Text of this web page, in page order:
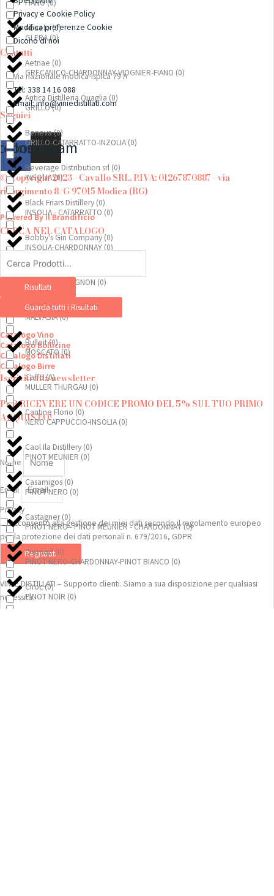
Abuelo(0)
Aetnae (0)
Antica Distilleria Quaglia (0)
Beneva(0)
Beverage Distribution srl (0)
Black Friars Distillery (0)
Bobby's Gin Company (0)
Bruno Ribadi (0)
Bulleit(0)
Caffo(0)
Cantine Florio (0)
Caol Ila Distillery (0)
Casamigos (0)
Castagner (0)
Ciomod(0)
Ciroc(0)
FIANO(0)
GLERA(0)
GRECANICO-CHARDONNAY-VIOGNIER-FIANO (0)
GRILLO(0)
GRILLO-CATARRATTO-INZOLIA (0)
INSOLIA(0)
INSOLIA - CATARRATTO (0)
INSOLIA-CHARDONNAY (0)
INSOLIA-SAUVIGNON (0)
MALVASIA(0)
MOSCATO(0)
MULLER THURGAU (0)
NERO CAPPUCCIO-INSOLIA (0)
PINOT MEUNIER (0)
PINOT NERO (0)
PINOT NERO - PINOT MEUNIER - CHARDONNAY(0)
PINOT NERO-CHARDONNAY-PINOT BIANCO (0)
PINOT NOIR (0)
Privacy e Cookie Policy
Modifica preferenze Cookie
Dicono di noi
Contatti
Via nazionale modica-ispica 79 A
Tel: 338 14 16 088
Email: info@viniedistillati.com
Seguici
f
Instagram
© Copyright 2023 - Cavallo SRL, P.IVA: 01267870887 - via
risorgimento 8/G 97015 Modica (RG)
Powered By Il Brandificio
CERCA NEL CATALOGO
Risultati
Guarda tutti i Risultati
Catalogo Vino
Catalogo Bollicine
Catalogo Distillati
Catalogo Birre
Iscriviti alla newsletter
PER RICEVERE UN CODICE PROMO DEL 5% SUL TUO PRIMO
ACQUISTO!
Nome
Email
Privacy
Acconsento alla gestione dei miei dati secondo il regolamento europeo
per la protezione dei dati personali n. 679/2016, GDPR
Registrati
VINI E DISTILLATI – Supporto clienti. Siamo a sua disposizione per qualsiasi
necessità.